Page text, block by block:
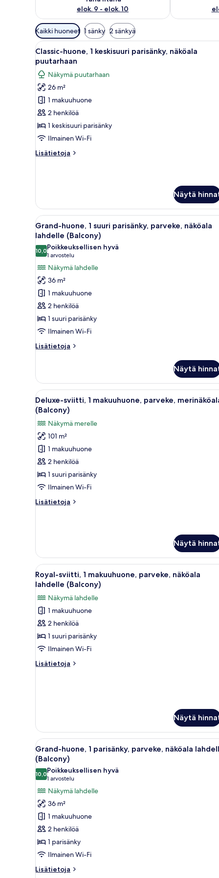
elok. 9 - elok. 10
Huoneille
saatavilla
olevia
suodattimia
Kaikki huoneet 1 sänky 2 sänkyä
Avaa
kaikki
huonetyypin
Classic-
huone,
keskisuuri
parisänky,
näköala
kuvat
Siististi järjestetty
10
Classic-huone, 1 keskisuuri parisänky, näköala
puutarhaan
Näkymä puutarhaan
26 m²
1 makuuhuone
2 henkilöä
1 keskisuuri parisänky
Ilmainen Wi-Fi
Lisätietoja
Lisätietoja
parisänky,
näköala
puutarhaan
Näytä
Avaa
kaikki
huonetyypin
Grand-
huone,
1
suuri
parisänky,
parveke,
näköala
lahdelle
(Balcony)
Hotellihuone, jossa on suuri
16
Grand-huone, 1 suuri parisänky, parveke, näköala
lahdelle (Balcony)
10,010,0 kautta 10
Poikkeuksellisen hyvä
1 arvostelu
(1
arvostelu)
Näkymä lahdelle
36 m²
1 makuuhuone
2 henkilöä
1 suuri parisänky
Ilmainen Wi-Fi
Lisätietoja
Lisätietoja
1
suuri
parisänky,
parveke,
näköala
lahdelle
(Balcony)
Näytä
Avaa
kaikki
huonetyypin
Deluxe-
sviitti,
makuuhuone,
parveke,
merinäköala
kuvat
Hotellihuone, jossa on suuri
8
Deluxe-sviitti, 1 makuuhuone, parveke,
(Balcony)
Näkymä merelle
101 m²
1 makuuhuone
2 henkilöä
1 suuri parisänky
Ilmainen Wi-Fi
Lisätietoja
Lisätietoja
parveke,
merinäköala
(Balcony)
Näytä
Avaa
kaikki
huonetyypin
Royal-
sviitti,
1
makuuhuone,
parveke,
näköala
lahdelle
Tilava olohuone, jossa on
8
Royal-sviitti, 1 makuuhuone, parveke, näköala
lahdelle (Balcony)
Näkymä lahdelle
1 makuuhuone
2 henkilöä
1 suuri parisänky
Ilmainen Wi-Fi
Lisätietoja
Lisätietoja
näköala
lahdelle
(Balcony)
Näytä
Avaa
kaikki
huonetyypin
Grand-
huone,
1
parisänky,
parveke,
näköala
lahdelle
(Balcony)
kuvat
Hotellihuone, jossa on suuri
16
Grand-huone, 1 parisänky, parveke, näköala
(Balcony)
10,010,0 kautta 10
Poikkeuksellisen hyvä
1 arvostelu
(1
arvostelu)
Näkymä lahdelle
36 m²
1 makuuhuone
2 henkilöä
1 parisänky
Ilmainen Wi-Fi
Lisätietoja
Lisätietoja